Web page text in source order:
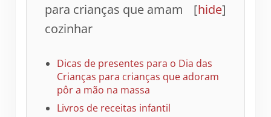
para crianças que amam
cozinhar
[hide]
Dicas de presentes para o Dia das
Crianças para crianças que adoram
pôr a mão na massa
Livros de receitas infantil